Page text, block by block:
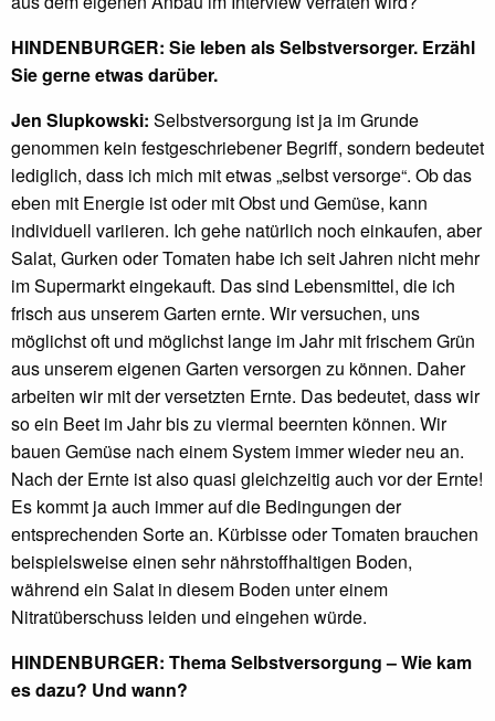
HINDENBURGER: Sie leben als Selbstversorger. Erzähl
Sie gerne etwas darüber.
Jen Slupkowski: Selbstversorgung ist ja im Grunde
genommen kein festgeschriebener Begriff, sondern bedeutet
lediglich, dass ich mich mit etwas „selbst versorge“. Ob das
eben mit Energie ist oder mit Obst und Gemüse, kann
individuell variieren. Ich gehe natürlich noch einkaufen, aber
Salat, Gurken oder Tomaten habe ich seit Jahren nicht mehr
im Supermarkt eingekauft. Das sind Lebensmittel, die ich
frisch aus unserem Garten ernte. Wir versuchen, uns
möglichst oft und möglichst lange im Jahr mit frischem Grün
aus unserem eigenen Garten versorgen zu können. Daher
arbeiten wir mit der versetzten Ernte. Das bedeutet, dass wir
so ein Beet im Jahr bis zu viermal beernten können. Wir
bauen Gemüse nach einem System immer wieder neu an.
Nach der Ernte ist also quasi gleichzeitig auch vor der Ernte!
Es kommt ja auch immer auf die Bedingungen der
entsprechenden Sorte an. Kürbisse oder Tomaten brauchen
beispielsweise einen sehr nährstoffhaltigen Boden,
während ein Salat in diesem Boden unter einem
Nitratüberschuss leiden und eingehen würde.
HINDENBURGER: Thema Selbstversorgung – Wie kam
es dazu? Und wann?